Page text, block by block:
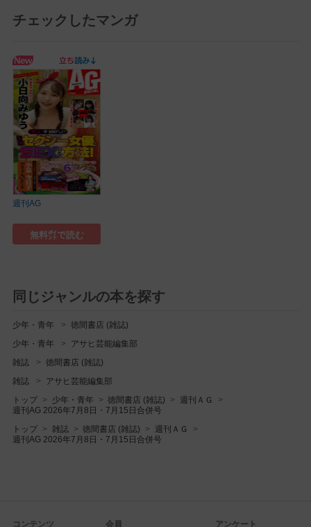
チェックしたマンガ
週刊AG
無料㌽で読む
同じジャンルの本を探す
少年・青年 徳間書店 (雑誌)
少年・青年 アサヒ芸能編集部
雑誌 徳間書店 (雑誌)
雑誌 アサヒ芸能編集部
トップ 少年・青年 徳間書店 (雑誌)
週刊ＡＧ
週刊AG 2026年7月8日・7月15日合併号
トップ 雑誌 徳間書店 (雑誌)
週刊ＡＧ
週刊AG 2026年7月8日・7月15日合併号
コンテンツ 会員 アンケート